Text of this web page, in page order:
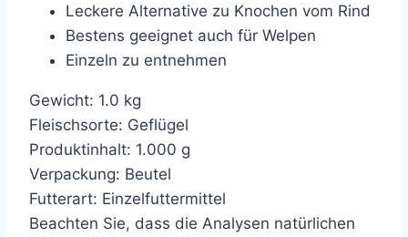
Leckere Alternative zu Knochen vom Rind
Bestens geeignet auch für Welpen
Einzeln zu entnehmen
Gewicht: 1.0 kg
Fleischsorte: Geflügel
Produktinhalt: 1.000 g
Verpackung: Beutel
Futterart: Einzelfuttermittel
Beachten Sie, dass die Analysen natürlichen